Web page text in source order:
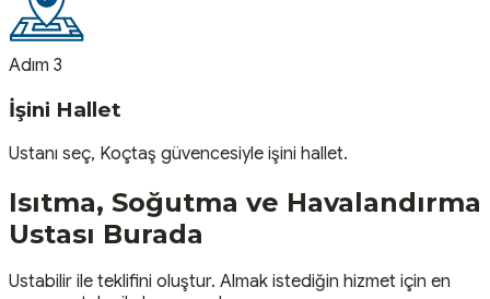
Adım 3
İşini Hallet
Ustanı seç, Koçtaş güvencesiyle işini hallet.
Isıtma, Soğutma ve Havalandırma
Ustası Burada
Ustabilir ile teklifini oluştur. Almak istediğin hizmet için en